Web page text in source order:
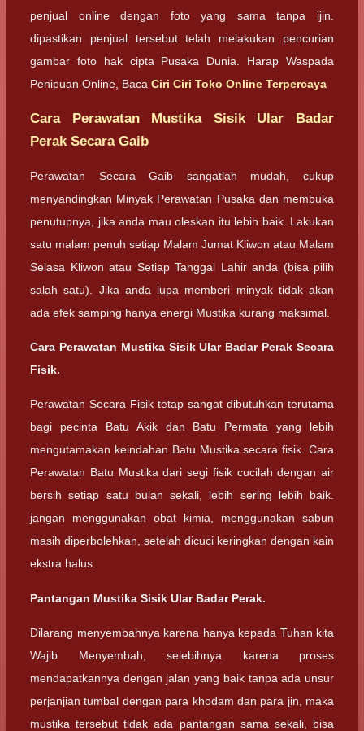
penjual online dengan foto yang sama tanpa ijin.
dipastikan penjual tersebut telah melakukan pencurian
gambar foto hak cipta Pusaka Dunia. Harap Waspada
Penipuan Online, Baca Ciri Ciri Toko Online Terpercaya
Cara Perawatan Mustika Sisik Ular Badar
Perak Secara Gaib
Perawatan Secara Gaib sangatlah mudah, cukup
menyandingkan Minyak Perawatan Pusaka dan membuka
penutupnya, jika anda mau oleskan itu lebih baik. Lakukan
satu malam penuh setiap Malam Jumat Kliwon atau Malam
Selasa Kliwon atau Setiap Tanggal Lahir anda (bisa pilih
salah satu). Jika anda lupa memberi minyak tidak akan
ada efek samping hanya energi Mustika kurang maksimal.
Cara Perawatan Mustika Sisik Ular Badar Perak Secara
Fisik.
Perawatan Secara Fisik tetap sangat dibutuhkan terutama
bagi pecinta Batu Akik dan Batu Permata yang lebih
mengutamakan keindahan Batu Mustika secara fisik. Cara
Perawatan Batu Mustika dari segi fisik cucilah dengan air
bersih setiap satu bulan sekali, lebih sering lebih baik.
jangan menggunakan obat kimia, menggunakan sabun
masih diperbolehkan, setelah dicuci keringkan dengan kain
ekstra halus.
Pantangan Mustika Sisik Ular Badar Perak.
Dilarang menyembahnya karena hanya kepada Tuhan kita
Wajib Menyembah, selebihnya karena proses
mendapatkannya dengan jalan yang baik tanpa ada unsur
perjanjian tumbal dengan para khodam dan para jin, maka
mustika tersebut tidak ada pantangan sama sekali, bisa